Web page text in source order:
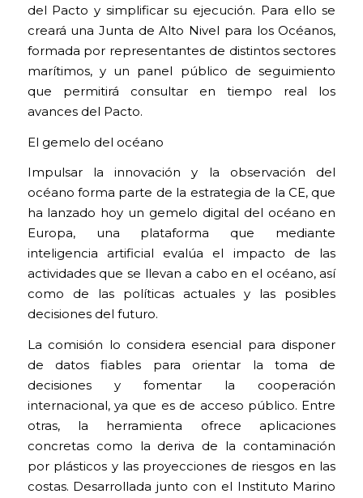
del Pacto y simplificar su ejecución. Para ello se
creará una Junta de Alto Nivel para los Océanos,
formada por representantes de distintos sectores
marítimos, y un panel público de seguimiento
que permitirá consultar en tiempo real los
avances del Pacto.
El gemelo del océano
Impulsar la innovación y la observación del
océano forma parte de la estrategia de la CE, que
ha lanzado hoy un gemelo digital del océano en
Europa, una plataforma que mediante
inteligencia artificial evalúa el impacto de las
actividades que se llevan a cabo en el océano, así
como de las políticas actuales y las posibles
decisiones del futuro.
La comisión lo considera esencial para disponer
de datos fiables para orientar la toma de
decisiones y fomentar la cooperación
internacional, ya que es de acceso público. Entre
otras, la herramienta ofrece aplicaciones
concretas como la deriva de la contaminación
por plásticos y las proyecciones de riesgos en las
costas. Desarrollada junto con el Instituto Marino